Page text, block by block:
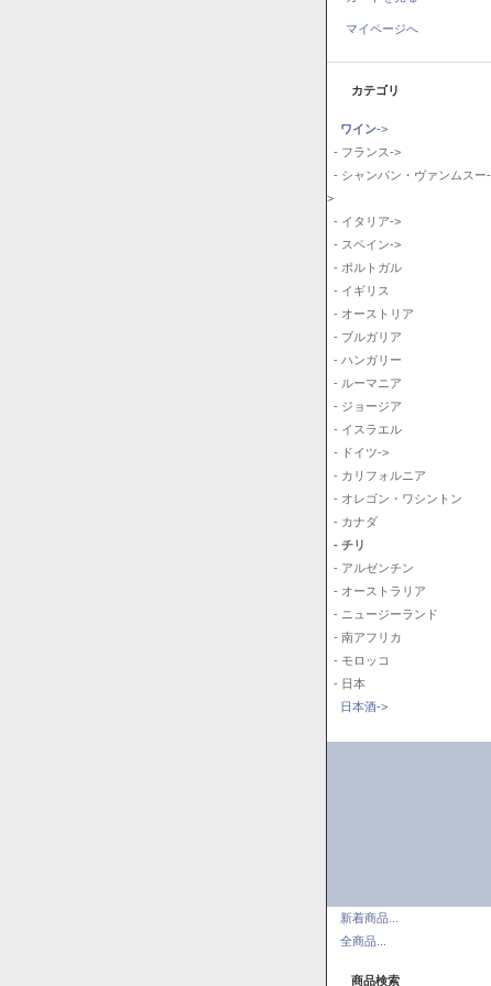
マイページへ
カテゴリ
ワイン->
- フランス->
- シャンパン・ヴァンムスー-
>
- イタリア->
- スペイン->
- ポルトガル
- イギリス
- オーストリア
- ブルガリア
- ハンガリー
- ルーマニア
- ジョージア
- イスラエル
- ドイツ->
- カリフォルニア
- オレゴン・ワシントン
- カナダ
- チリ
- アルゼンチン
- オーストラリア
- ニュージーランド
- 南アフリカ
- モロッコ
- 日本
日本酒->
新着商品...
全商品...
商品検索